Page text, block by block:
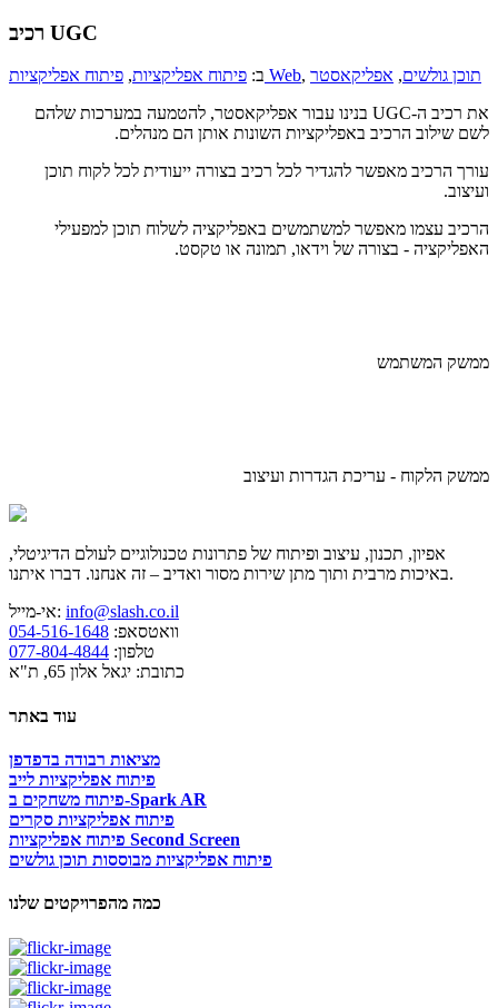
רכיב UGC
ב: פיתוח אפליקציות, פיתוח אפליקציות Web, תוכן גולשים, אפליקאסטר
את רכיב ה-UGC בנינו עבור אפליקאסטר, להטמעה במערכות שלהם
לשם שילוב הרכיב באפליקציות השונות אותן הם מנהלים.
עורך הרכיב מאפשר להגדיר לכל רכיב בצורה ייעודית לכל לקוח תוכן
ועיצוב.
הרכיב עצמו מאפשר למשתמשים באפליקציה לשלוח תוכן למפעילי
האפליקציה - בצורה של וידאו, תמונה או טקסט.
ממשק המשתמש
ממשק הלקוח - עריכת הגדרות ועיצוב
אפיון, תכנון, עיצוב ופיתוח של פתרונות טכנולוגיים לעולם הדיגיטלי,
באיכות מרבית ותוך מתן שירות מסור ואדיב – זה אנחנו. דברו איתנו.
אי-מייל: info@slash.co.il
וואטסאפ: 054-516-1648
טלפון: 077-804-4844
כתובת: יגאל אלון 65, ת"א
עוד באתר
מציאות רבודה בדפדפן
פיתוח אפליקציות לייב
פיתוח משחקים ב-Spark AR
פיתוח אפליקציות סקרים
פיתוח אפליקציות Second Screen
פיתוח אפליקציות מבוססות תוכן גולשים
כמה מהפרויקטים שלנו